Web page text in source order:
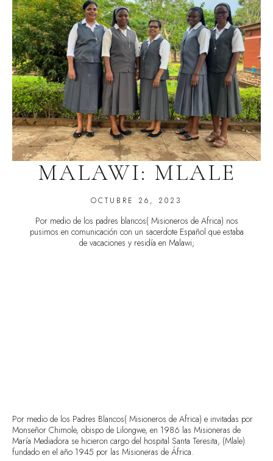
MALAWI: MLALE
OCTUBRE 26, 2023
Por medio de los padres blancos( Misioneros de Africa) nos
pusimos en comunicación con un sacerdote Español que estaba
de vacaciones y residía en Malawi;
Por medio de los Padres Blancos( Misioneros de Africa) e invitadas por
Monseñor Chimole, obispo de Lilongwe, en 1986 las Misioneras de
María Mediadora se hicieron cargo del hospital Santa Teresita, (Mlale)
fundado en el año 1945 por las Misioneras de África.